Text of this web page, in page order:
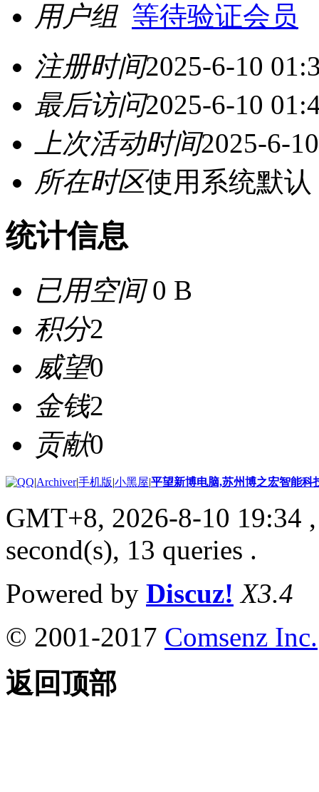
用户组 等待验证会员
注册时间2025-6-10
最后访问2025-6-10
上次活动时间2025-6-
所在时区使用系统默认
统计信息
已用空间0 B
积分2
威望0
金钱2
贡献0
|Archiver|手机版|小黑屋|平望新博电脑,苏州博之宏智能科
GMT+8, 2026-8-10 19:34
second(s), 13 queries .
Powered by Discuz! X3.4
© 2001-2017 Comsenz Inc.
返回顶部